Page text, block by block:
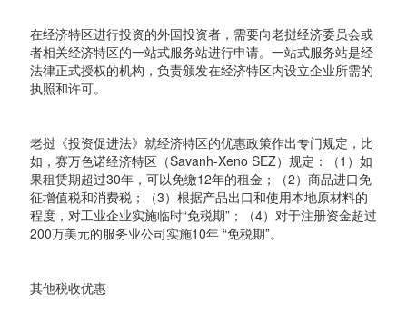
在经济特区进行投资的外国投资者，需要向老挝经济委员会或
者相关经济特区的一站式服务站进行申请。一站式服务站是经
法律正式授权的机构，负责颁发在经济特区内设立企业所需的
执照和许可。
老挝《投资促进法》就经济特区的优惠政策作出专门规定，比
如，赛万色诺经济特区（Savanh-Xeno SEZ）规定：（1）如
果租赁期超过30年，可以免缴12年的租金；（2）商品进口免
征增值税和消费税；（3）根据产品出口和使用本地原材料的
程度，对工业企业实施临时“免税期”；（4）对于注册资金超过
200万美元的服务业公司实施10年 “免税期”。
其他税收优惠